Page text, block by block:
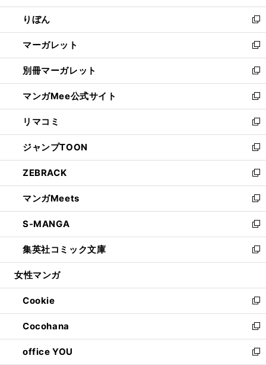
開
く
ウ
で
開
く
ン
ド
ウ
で
開
く
ウ
ィ
ン
ド
ウ
で
開
く
りぼん
新
し
い
ウ
ィ
ン
ド
ウ
で
開
く
マーガレット
新
し
い
ウ
ィ
ン
ド
ウ
で
開
く
別冊マーガレット
新
し
い
ウ
ィ
ン
ド
ウ
で
開
く
マンガMee公式サイト
新
し
い
ウ
ィ
ン
ド
ウ
で
開
く
リマコミ
新
し
い
ウ
ィ
ン
ド
ウ
で
開
く
ジャンプTOON
新
し
い
ウ
ィ
ン
ド
ウ
で
開
ZEBRACK
新
し
い
ウ
ィ
ン
ド
ウ
開
く
マンガMeets
新
し
い
ウ
ィ
ン
ウ
で
開
く
S-MANGA
新
し
い
ウ
ン
ド
ウ
で
開
く
集英社コミック文庫
新
し
ウ
ィ
ン
ド
ウ
で
女性マンガ
Cookie
新
し
い
ウ
ィ
Cocohana
新
し
い
office YOU
新